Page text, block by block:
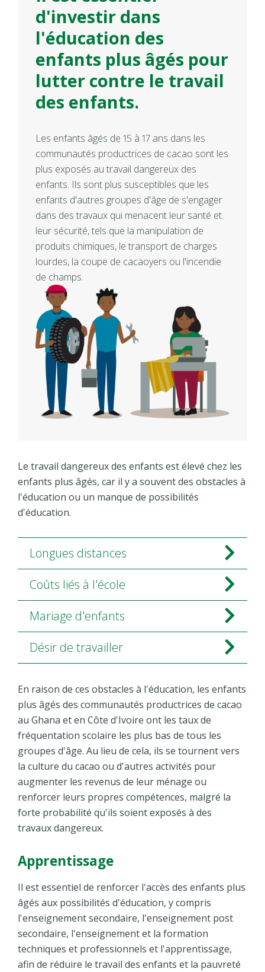
d'investir dans
l'éducation des
enfants plus âgés pour
lutter contre le travail
des enfants.
Les enfants âgés de 15 à 17 ans dans les
communautés productrices de cacao sont les
plus exposés au travail dangereux des
enfants. Ils sont plus susceptibles que les
enfants d'autres groupes d'âge de s'engager
dans des travaux qui menacent leur santé et
leur sécurité, tels que la manipulation de
produits chimiques, le transport de charges
lourdes, la coupe de cacaoyers ou l'incendie
de champs.
Le travail dangereux des enfants est élevé chez les
enfants plus âgés, car il y a souvent des obstacles à
l'éducation ou un manque de possibilités
d'éducation.
Longues distances
Coûts liés à l'école
Mariage d'enfants
Désir de travailler
En raison de ces obstacles à l'éducation, les enfants
plus âgés des communautés productrices de cacao
au Ghana et en Côte d'Ivoire ont les taux de
fréquentation scolaire les plus bas de tous les
groupes d'âge. Au lieu de cela, ils se tournent vers
la culture du cacao ou d'autres activités pour
augmenter les revenus de leur ménage ou
renforcer leurs propres compétences, malgré la
forte probabilité qu'ils soient exposés à des
travaux dangereux.
Apprentissage
Il est essentiel de renforcer l'accès des enfants plus
âgés aux possibilités d'éducation, y compris
l'enseignement secondaire, l'enseignement post
secondaire, l'enseignement et la formation
techniques et professionnels et l'apprentissage,
afin de réduire le travail des enfants et la pauvreté